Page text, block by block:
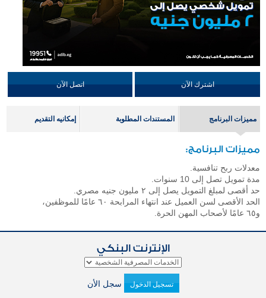
اشترك الآن اتصل الآن
مميزات البرنامج المستندات المطلوبة إمكانيه التقديم
مميزات البرنامج:
معدلات ربح تنافسية.
مدة تمويل تصل إلى 10 سنوات.
حد أقصى لمبلغ التمويل يصل إلى ٢ مليون جنيه مصري.
الحد الأقصى لسن العميل عند انتهاء المرابحة ٦٠ عامًا للموظفين،
و٦٥ عامًا لأصحاب المهن الحرة.
الإنترنت البنكي
تسجيل الدخول سجل الأن